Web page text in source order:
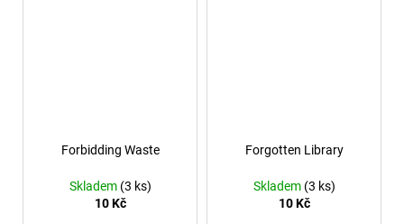
Forbidding Waste
Skladem (3 ks)
10 Kč
Forgotten Library
Skladem (3 ks)
10 Kč